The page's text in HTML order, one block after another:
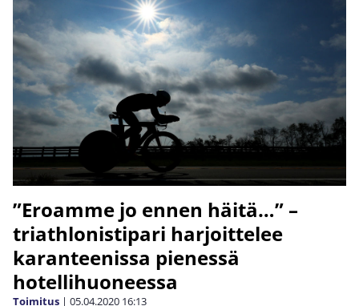
”Eroamme jo ennen häitä…” –
triathlonistipari harjoittelee
karanteenissa pienessä
hotellihuoneessa
Toimitus | 05.04.2020 16:13